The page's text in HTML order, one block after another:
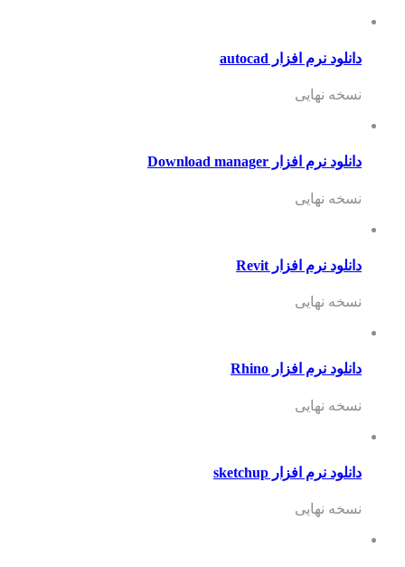
دانلود نرم افزار autocad
نسخه نهایی
دانلود نرم افزار Download manager
نسخه نهایی
دانلود نرم افزار Revit
نسخه نهایی
دانلود نرم افزار Rhino
نسخه نهایی
دانلود نرم افزار sketchup
نسخه نهایی